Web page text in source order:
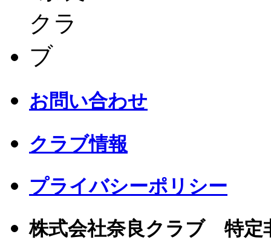
お問い合わせ
クラブ情報
プライバシーポリシー
株式会社奈良クラブ 特定